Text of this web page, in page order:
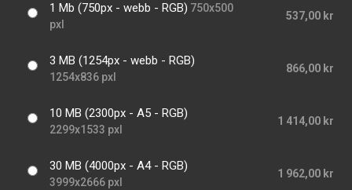
1 Mb (750px - webb - RGB) 750x500
pxl
537,00 kr
3 MB (1254px - webb - RGB)
1254x836 pxl
866,00 kr
10 MB (2300px - A5 - RGB)
2299x1533 pxl
1 414,00 kr
30 MB (4000px - A4 - RGB)
3999x2666 pxl
1 962,00 kr